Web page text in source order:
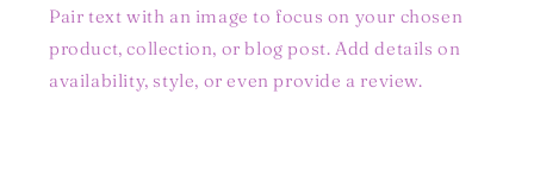
Pair text with an image to focus on your chosen
product, collection, or blog post. Add details on
availability, style, or even provide a review.